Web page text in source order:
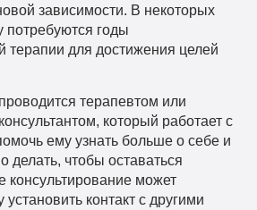
зависимости. В некоторых
потребуются годы
для достижения целей
терапевтом или
который работает с
ему узнать больше о себе и
делать, чтобы оставаться
консультирование может
установить контакт с другими